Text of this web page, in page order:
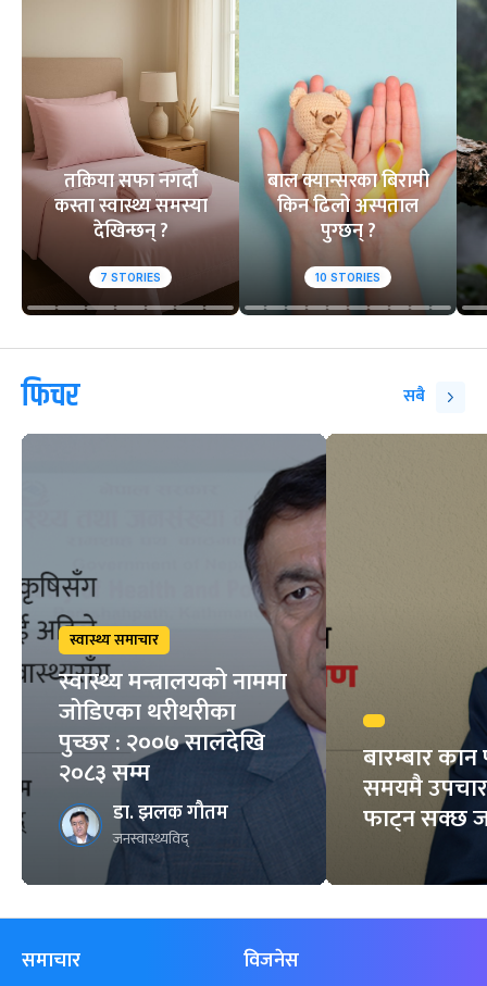
तकिया सफा नगर्दा
कस्ता स्वास्थ्य समस्या
देखिन्छन् ?
7 STORIES
बाल क्यान्सरका बिरामी
किन ढिलो अस्पताल
पुग्छन् ?
10 STORIES
फिचर सबै
स्वास्थ्य समाचार
स्वास्थ्य मन्त्रालयको नाममा
जोडिएका थरीथरीका
पुच्छर : २००७ सालदेखि
२०८३ सम्म
डा. झलक गौतम
जनस्वास्थ्यविद्
बारम्बार
समयमै उपचार
फाट्न सक्छ
समाचार विजनेस